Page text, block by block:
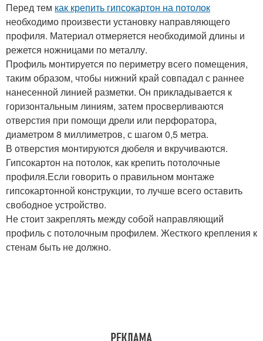
Перед тем как крепить гипсокартон на потолок
необходимо произвести установку направляющего
профиля. Материал отмеряется необходимой длины и
режется ножницами по металлу.
Профиль монтируется по периметру всего помещения,
таким образом, чтобы нижний край совпадал с раннее
нанесенной линией разметки. Он прикладывается к
горизонтальным линиям, затем просверливаются
отверстия при помощи дрели или перфоратора,
диаметром 8 миллиметров, с шагом 0,5 метра.
В отверстия монтируются дюбеля и вкручиваются.
Гипсокартон на потолок, как крепить потолочные
профиля.Если говорить о правильном монтаже
гипсокартонной конструкции, то лучше всего оставить
свободное устройство.
Не стоит закреплять между собой направляющий
профиль с потолочным профилем. Жесткого крепления к
стенам быть не должно.